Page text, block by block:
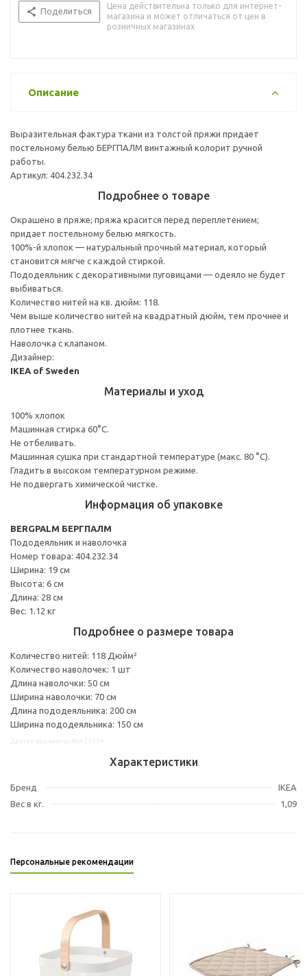
Поделиться
Цена действительна только для интернет-
магазина и может отличаться от цен в
розничных магазинах
Описание
Выразительная фактура ткани из толстой пряжи придает
постельному белью БЕРГПАЛМ винтажный колорит ручной
работы.
Артикул: 404.232.34
Подробнее о товаре
Окрашено в пряже; пряжа красится перед переплетением;
придает постельному белью мягкость.
100%-й хлопок — натуральный прочный материал, который
становится мягче с каждой стиркой.
Пододеяльник с декоративными пуговицами — одеяло не будет
выбиваться.
Количество нитей на кв. дюйм: 118.
Чем выше количество нитей на квадратный дюйм, тем прочнее и
плотнее ткань.
Наволочка с клапаном.
Дизайнер:
IKEA of Sweden
Материалы и уход
100% хлопок
Машинная стирка 60°С.
Не отбеливать.
Машинная сушка при стандартной температуре (макс. 80 °C).
Гладить в высоком температурном режиме.
Не подвергать химической чистке.
Информация об упаковке
BERGPALM БЕРГПАЛМ
Пододеяльник и наволочка
Номер товара: 404.232.34
Ширина: 19 см
Высота: 6 см
Длина: 28 см
Вес: 1.12 кг
Подробнее о размере товара
Количество нитей: 118 Дюйм²
Количество наволочек: 1 шт
Длина наволочки: 50 см
Ширина наволочки: 70 см
Длина пододеяльника: 200 см
Ширина пододеяльника: 150 см
Характеристики
Бренд
IKEA
Вес в кг.
1,09
Персональные рекомендации